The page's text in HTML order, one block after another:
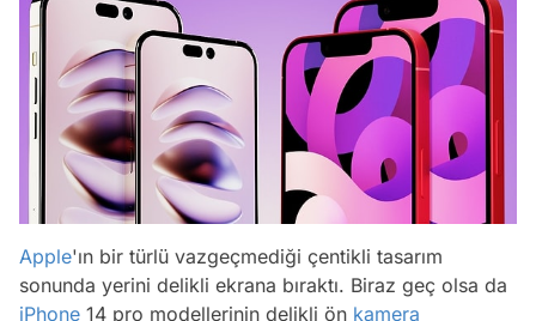
Apple'ın bir türlü vazgeçmediği çentikli tasarım
sonunda yerini delikli ekrana bıraktı. Biraz geç olsa da
iPhone 14 pro modellerinin delikli ön kamera